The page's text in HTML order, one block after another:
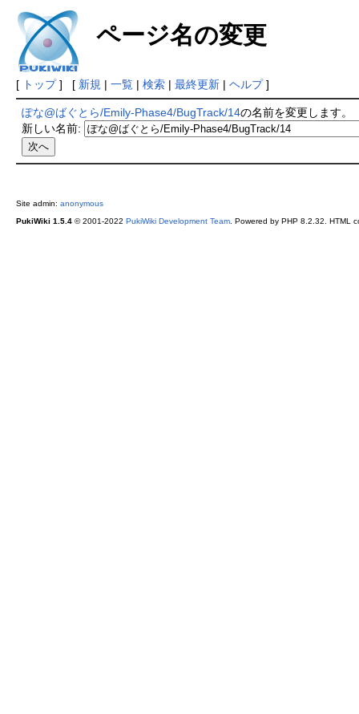
ページ名の変更
[ トップ] [ 新規 | 一覧| 検索| 最終更新| ヘルプ]
ぽな@ばぐとら/Emily-Phase4/BugTrack/14の名前を変更します。
新しい名前:
Site admin: anonymous
PukiWiki 1.5.4© 2001-2022 PukiWiki Development Team. Powered by PHP 8.2.32. HTML